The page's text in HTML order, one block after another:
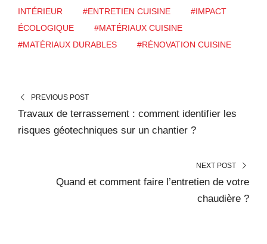
INTÉRIEUR
#ENTRETIEN CUISINE
#IMPACT
ÉCOLOGIQUE
#MATÉRIAUX CUISINE
#MATÉRIAUX DURABLES
#RÉNOVATION CUISINE
PREVIOUS POST
Travaux de terrassement : comment identifier les
risques géotechniques sur un chantier ?
NEXT POST
Quand et comment faire l’entretien de votre
chaudière ?